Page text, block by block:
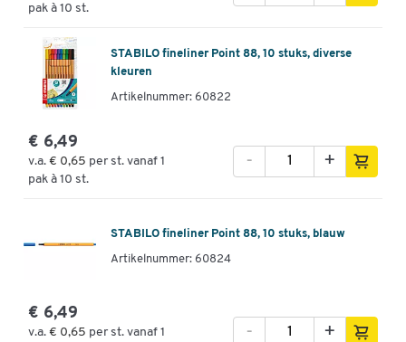
pak à 10 st.
STABILO fineliner Point 88, 10 stuks, diverse
kleuren
Artikelnummer: 60822
€ 6,49
v.a. € 0,65 per st. vanaf 1
pak à 10 st.
+
-
STABILO fineliner Point 88, 10 stuks, blauw
Artikelnummer: 60824
€ 6,49
v.a. € 0,65 per st. vanaf 1
+
-